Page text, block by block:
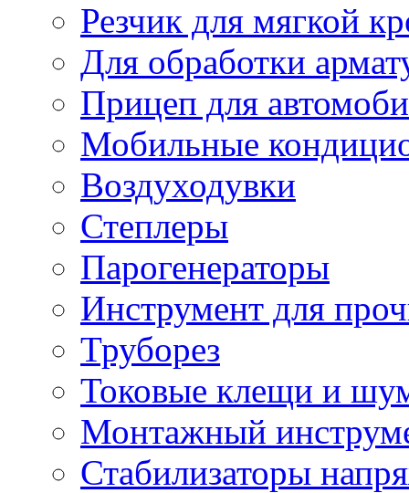
Резчик для мягкой
Для обработки
Прицеп для
Мобильные
Воздуходувки
Степлеры
Парогенераторы
Инструмент для
Труборез
Токовые клещи и
Монтажный
Стабилизаторы